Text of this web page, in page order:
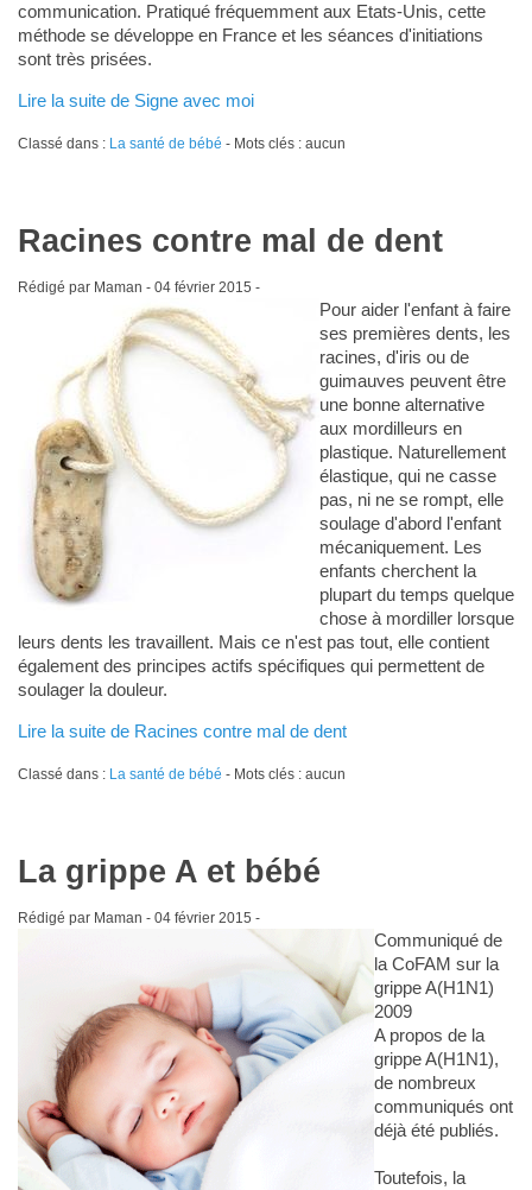
communication. Pratiqué fréquemment aux Etats-Unis, cette
méthode se développe en France et les séances d'initiations
sont très prisées.
Lire la suite de Signe avec moi
Classé dans : La santé de bébé - Mots clés : aucun
Racines contre mal de dent
Rédigé par Maman - 04 février 2015 -
Pour aider l'enfant à faire
ses premières dents, les
racines, d'iris ou de
guimauves peuvent être
une bonne alternative
aux mordilleurs en
plastique. Naturellement
élastique, qui ne casse
pas, ni ne se rompt, elle
soulage d'abord l'enfant
mécaniquement. Les
enfants cherchent la
plupart du temps quelque
chose à mordiller lorsque
leurs dents les travaillent. Mais ce n'est pas tout, elle contient
également des principes actifs spécifiques qui permettent de
soulager la douleur.
Lire la suite de Racines contre mal de dent
Classé dans : La santé de bébé - Mots clés : aucun
La grippe A et bébé
Rédigé par Maman - 04 février 2015 -
Communiqué de
la CoFAM sur la
grippe A(H1N1)
2009
A propos de la
grippe A(H1N1),
de nombreux
communiqués ont
déjà été publiés.
Toutefois, la